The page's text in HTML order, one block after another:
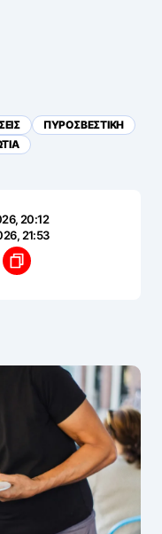
ΠΥΡΟΣΒΕΣΤΙΚΗ
20:12
21:53